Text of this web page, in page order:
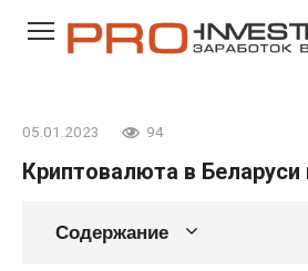
05.01.2023 94
Криптовалюта в Беларуси
Содержание